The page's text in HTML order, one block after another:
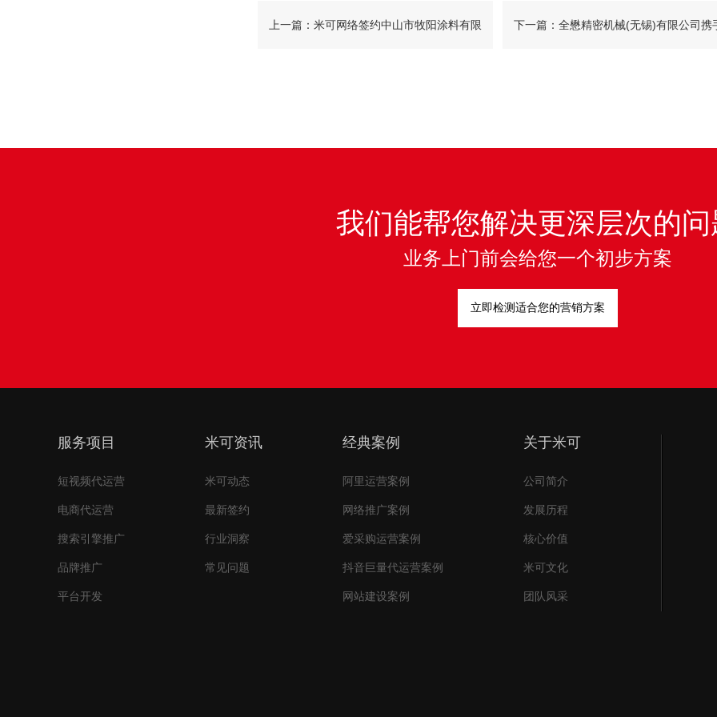
上一篇：米可网络签约中山市牧阳涂料有限 下一篇：全懋精密机械(无锡)有限公司携
我们能帮您解决更深层次的问
业务上门前会给您一个初步方案
立即检测适合您的营销方案
服务项目
短视频代运营
电商代运营
搜索引擎推广
品牌推广
平台开发
米可资讯
米可动态
最新签约
行业洞察
常见问题
经典案例
阿里运营案例
网络推广案例
爱采购运营案例
抖音巨量代运营案例
网站建设案例
关于米可
公司简介
发展历程
核心价值
米可文化
团队风采